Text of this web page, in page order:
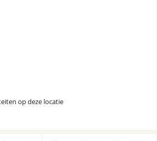
op deze locatie